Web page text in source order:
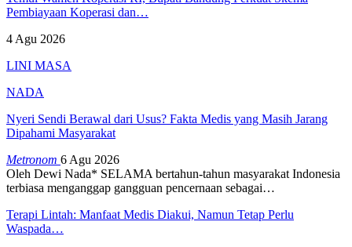
Pembiayaan Koperasi dan…
4 Agu 2026
LINI MASA
NADA
Nyeri Sendi Berawal dari Usus? Fakta Medis yang Masih Jarang
Dipahami Masyarakat
Metronom 6 Agu 2026
Oleh Dewi Nada* SELAMA bertahun-tahun masyarakat Indonesia
terbiasa menganggap gangguan pencernaan sebagai…
Terapi Lintah: Manfaat Medis Diakui, Namun Tetap Perlu
Waspada…